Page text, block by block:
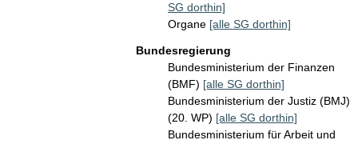
SG dorthin]
Organe [alle SG dorthin]
Bundesregierung
Bundesministerium der Finanzen
(BMF) [alle SG dorthin]
Bundesministerium der Justiz (BMJ)
(20. WP) [alle SG dorthin]
Bundesministerium für Arbeit und